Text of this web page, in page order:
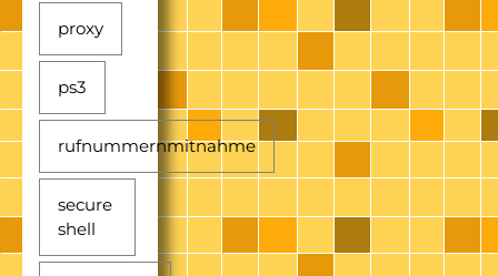
proxy
ps3
rufnummernmitnahme
secure
shell